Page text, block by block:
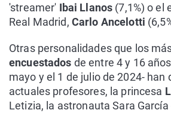
'streamer' Ibai Llanos (7,1%) o el
Real Madrid, Carlo Ancelotti
Otras personalidades que los
encuestados de entre 4 y 16
mayo y el 1 de julio de 2024- han
actuales profesores, la princesa
Letizia, la astronauta Sara